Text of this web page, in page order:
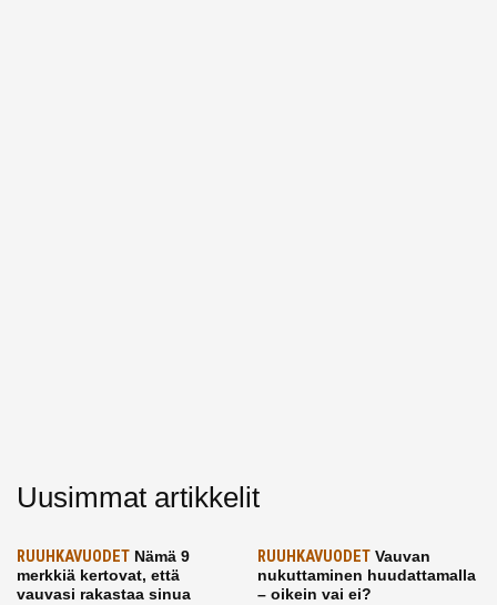
Uusimmat artikkelit
RUUHKAVUODET Nämä 9
merkkiä kertovat, että
vauvasi rakastaa sinua
RUUHKAVUODETVauvan
nukuttaminen huudattamalla
– oikein vai ei?